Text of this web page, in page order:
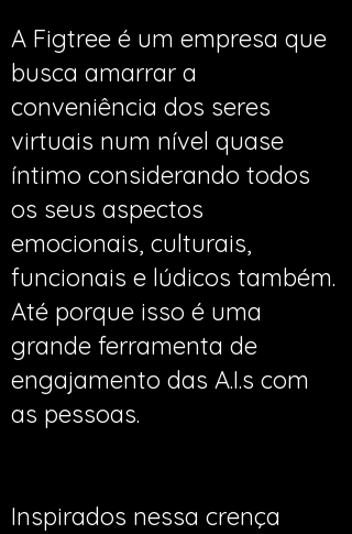
A Figtree é um empresa que
busca amarrar a
conveniência dos seres
virtuais num nível quase
íntimo considerando todos
os seus aspectos
emocionais, culturais,
funcionais e lúdicos também.
Até porque isso é uma
grande ferramenta de
engajamento das A.I.s com
as pessoas.
Inspirados nessa crença